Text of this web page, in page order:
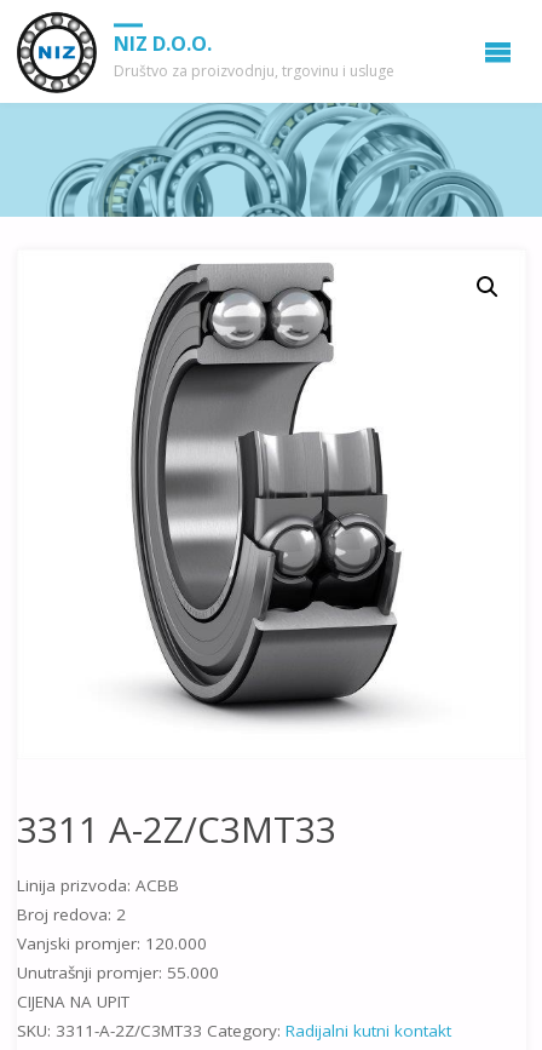
NIZ D.O.O.
Društvo za proizvodnju, trgovinu i usluge
3311 A-2Z/C3MT33
Linija prizvoda: ACBB
Broj redova: 2
Vanjski promjer: 120.000
Unutrašnji promjer: 55.000
CIJENA NA UPIT
SKU: 3311-A-2Z/C3MT33 Category: Radijalni kutni kontakt